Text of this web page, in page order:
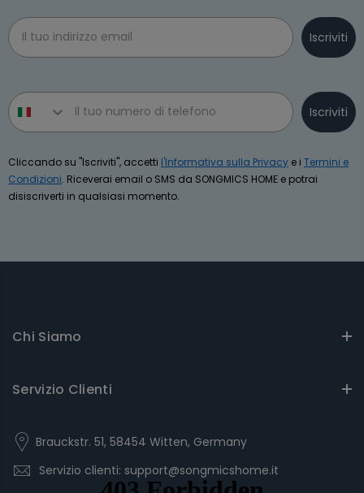
Email
Iscriviti
Phone number
Iscriviti
Cliccando su "Iscriviti", accetti l'Informativa sulla Privacy e i Termini e
Condizioni. Riceverai email o SMS da SONGMICS HOME e potrai
disiscriverti in qualsiasi momento.
Chi Siamo
Servizio Clienti
Brauckstr. 51, 58454 Witten, Germany
Servizio clienti: support@songmicshome.it